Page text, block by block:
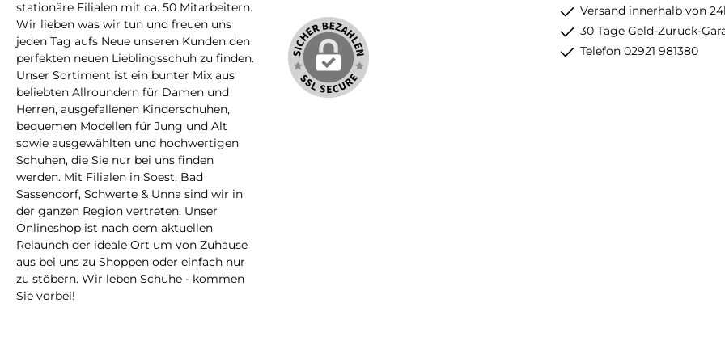
stationäre Filialen mit ca. 50 Mitarbeitern.
Wir lieben was wir tun und freuen uns
jeden Tag aufs Neue unseren Kunden den
perfekten neuen Lieblingsschuh zu finden.
Unser Sortiment ist ein bunter Mix aus
beliebten Allroundern für Damen und
Herren, ausgefallenen Kinderschuhen,
bequemen Modellen für Jung und Alt
sowie ausgewählten und hochwertigen
Schuhen, die Sie nur bei uns finden
werden. Mit Filialen in Soest, Bad
Sassendorf, Schwerte & Unna sind wir in
der ganzen Region vertreten. Unser
Onlineshop ist nach dem aktuellen
Relaunch der ideale Ort um von Zuhause
aus bei uns zu Shoppen oder einfach nur
zu stöbern. Wir leben Schuhe - kommen
Sie vorbei!
Versand innerhalb von
30 Tage Geld-Zurück-
Telefon 02921 981380